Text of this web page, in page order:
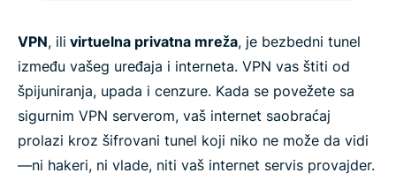
VPN, ili virtuelna privatna mreža, je bezbedni tunel
između vašeg uređaja i interneta. VPN vas štiti od
špijuniranja, upada i cenzure. Kada se povežete sa
sigurnim VPN serverom, vaš internet saobraćaj
prolazi kroz šifrovani tunel koji niko ne može da vidi
—ni hakeri, ni vlade, niti vaš internet servis provajder.